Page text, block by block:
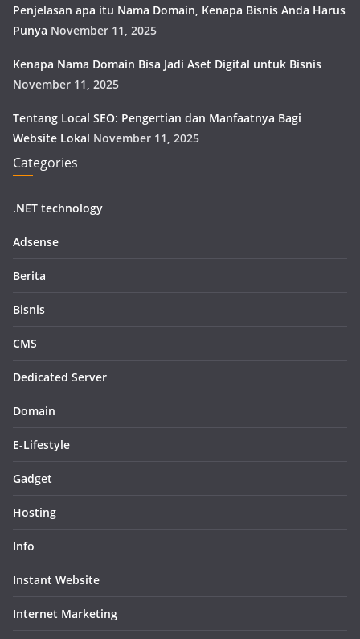
Penjelasan apa itu Nama Domain, Kenapa Bisnis Anda Harus
Punya November 11, 2025
Kenapa Nama Domain Bisa Jadi Aset Digital untuk Bisnis
November 11, 2025
Tentang Local SEO: Pengertian dan Manfaatnya Bagi
Website Lokal November 11, 2025
Categories
.NET technology
Adsense
Berita
Bisnis
CMS
Dedicated Server
Domain
E-Lifestyle
Gadget
Hosting
Info
Instant Website
Internet Marketing